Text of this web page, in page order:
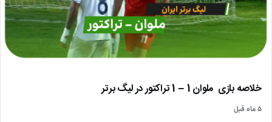
خلاصه بازی ملوان 1 – 1 تراکتور در لیگ برتر
۵ ماه قبل